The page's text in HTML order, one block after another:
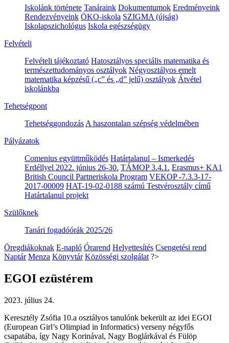
Iskolánk története Tanáraink Dokumentumok Eredményeink
Rendezvényeink ÖKO-iskola SZIGMA (újság)
Iskolapszichológus Iskola egészségügy
Felvételi
Felvételi tájékoztató Hatosztályos speciális matematika és
természettudományos osztályok Négyosztályos emelt
matematika képzésű („c” és „d” jelű) osztályok Átvétel
iskolánkba
Tehetségpont
Tehetséggondozás A haszontalan szépség védelmében
Pályázatok
Comenius együttműködés Határtalanul – Ismerkedés
Erdéllyel 2022. június 26-30. TÁMOP 3.4.1. Erasmus+ KA1
British Council Partneriskola Program VEKOP -7.3.3-17-
2017-00009 HAT-19-02-0188 számú Testvérosztály című
Határtalanul projekt
Szülőknek
Tanári fogadóórák 2025/26
Öregdiákoknak E-napló Órarend Helyettesítés Csengetési rend
Naptár Menza Könyvtár Közösségi szolgálat ?>
EGOI ezüstérem
2023. július 24.
Keresztély Zsófia 10.a osztályos tanulónk bekerült az idei EGOI
(European Girl’s Olimpiad in Informatics) verseny négyfős
csapatába, így Nagy Korinával, Nagy Boglárkával és Fülöp